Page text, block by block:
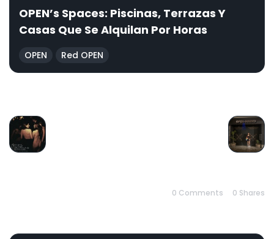
OPEN’s Spaces: Piscinas, Terrazas Y
Casas Que Se Alquilan Por Horas
OPEN Red OPEN
0 Comments 0 Shares